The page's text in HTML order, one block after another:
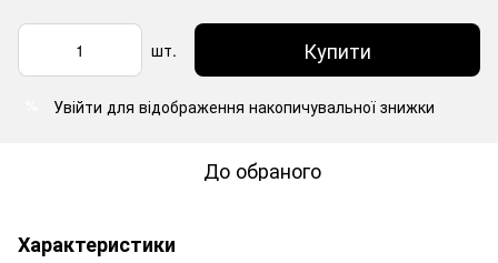
шт. Купити
Увійти для відображення накопичувальної знижки
До обраного
Характеристики